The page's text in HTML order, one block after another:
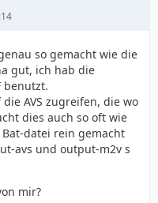
so gemacht wie die
gut, ich hab die
benutzt.
AVS zugreifen, die wo
dies auch so oft wie
datei rein gemacht
avs und output-m2v s
mir?